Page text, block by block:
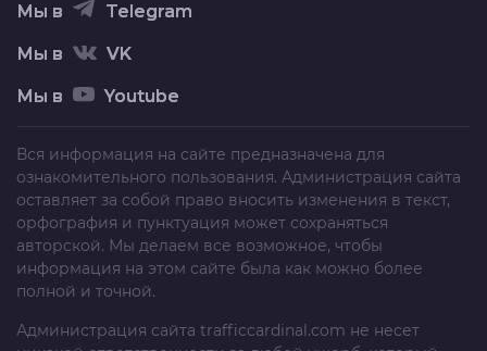
Мы в Telegram
Мы в VK
Мы в Youtube
Вся информация на сайте предназначена для
ознакомительного пользования. Администрация сайта
оставляет за собой право вносить изменения в текст,
орфография и пунктуация может сохраняться
авторской. Мы делаем все возможное, чтобы
информация на этом сайте была как можно более
полной и точной.
Администрация сайта trafficcardinal.com не несет